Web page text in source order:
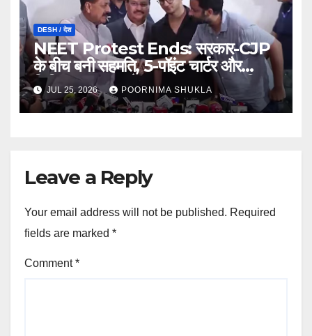
DESH / देश
NEET Protest Ends: सरकार-CJP
के बीच बनी सहमति, 5-पॉइंट चार्टर और
लिखित आश्वासन के बाद खत्म हुआ 37 दिन
का आंदोलन…
JUL 25, 2026 POORNIMA SHUKLA
Leave a Reply
Your email address will not be published. Required
fields are marked *
Comment*